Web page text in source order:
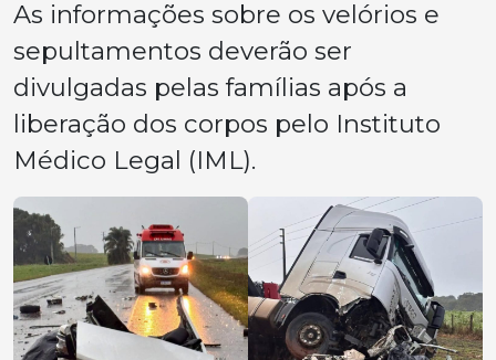
As informações sobre os velórios e
sepultamentos deverão ser
divulgadas pelas famílias após a
liberação dos corpos pelo Instituto
Médico Legal (IML).